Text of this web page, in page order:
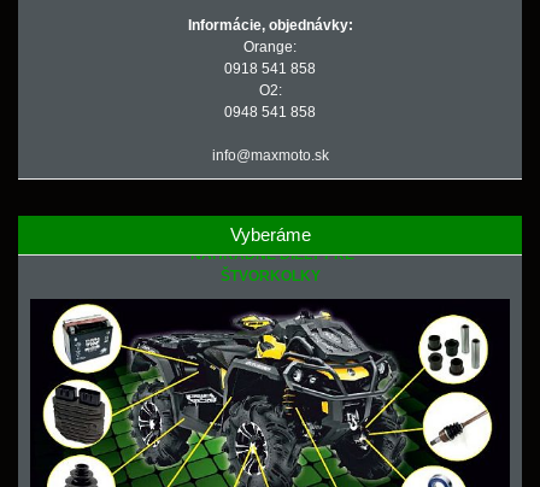
Informácie, objednávky:
Orange:
0918 541 858
O2:
0948 541 858
info@maxmoto.sk
Vyberáme
NÁHRADNÉ DIELY PRE
ŠTVORKOLKY